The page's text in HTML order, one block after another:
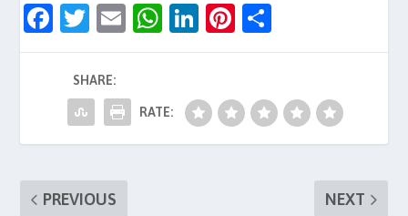
F
a
e
b
o
T
w
itt
er
E
m
l
W
h
s
Li
n
e
dI
Pi
nt
es
t
h
e
SHARE:
RATE:
PREVIOUS NEXT